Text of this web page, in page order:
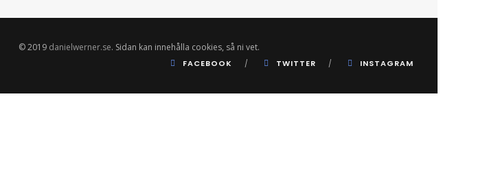
© 2019 danielwerner.se. Sidan kan innehålla cookies, så ni vet.
FACEBOOK TWITTER INSTAGRAM